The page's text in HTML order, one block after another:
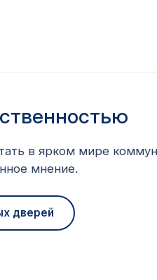
в ярком мире
мнение.
дверей